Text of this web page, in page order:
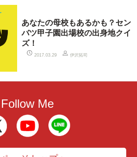
あなたの母校もあるかも？セン
バツ甲子園出場校の出身地クイ
ズ！
2017.03.29 伊沢拓司
Follow Me